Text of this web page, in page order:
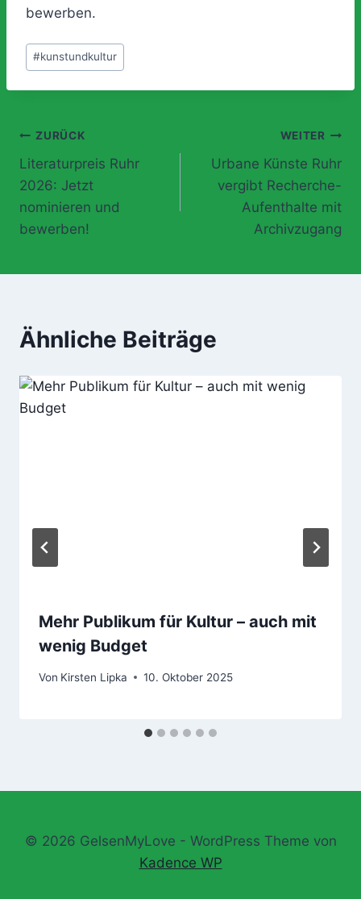
bewerben.
Schlagworte:
#kunstundkultur
Beitragsnavigation
ZURÜCK
Literaturpreis Ruhr
2026: Jetzt
nominieren und
bewerben!
WEITER
Urbane Künste Ruhr
vergibt Recherche-
Aufenthalte mit
Archivzugang
Ähnliche Beiträge
Mehr Publikum für Kultur – auch mit
wenig Budget
Von Kirsten Lipka 10. Oktober 2025
© 2026 GelsenMyLove - WordPress Theme von
Kadence WP